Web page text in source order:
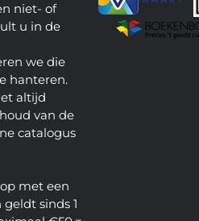
niet- of
u in de
we die
hanteren.
altijd
van de
catalogus
met een
sinds 1